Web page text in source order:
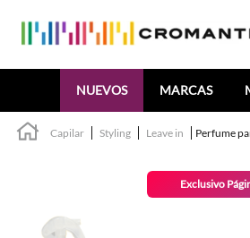
NUEVOS MARCAS
Capilar Styling Leave in Perfume
Exclusivo